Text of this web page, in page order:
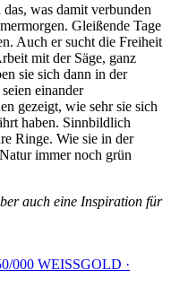
was damit verbunden
Gleißende Tage
Auch er sucht die Freiheit
mit der Säge, ganz
sie sich dann in der
einander
gezeigt, wie sehr sie sich
haben. Sinnbildlich
Ringe. Wie sie in der
immer noch grün
auch eine Inspiration für
000 WEISSGOLD ·